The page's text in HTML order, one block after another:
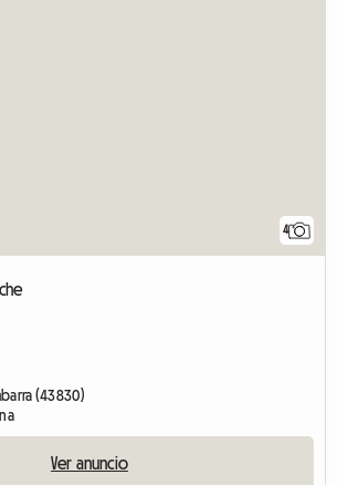
4
(43830)
Ver anuncio